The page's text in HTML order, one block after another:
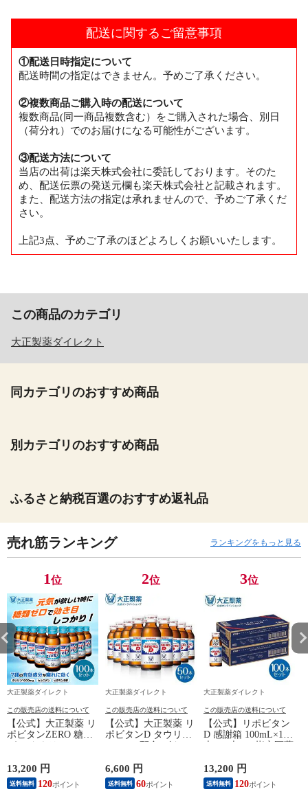
配送に関するご留意事項
①配送日時指定について
配送時間の指定はできません。予めご了承ください。
②複数商品ご購入時の配送について
複数商品(同一商品複数含む）をご購入された場合、別日
（荷分れ）でのお届けになる可能性がございます。
③配送方法について
当店の出荷は楽天株式会社に委託しております。そのた
め、配送伝票の発送元欄も楽天株式会社と記載されます。
また、配送方法の指定は承れませんので、予めご了承くだ
さい。
上記3点、予めご了承のほどよろしくお願いいたします。
この商品のカテゴリ
大正製薬ダイレクト
同カテゴリのおすすめ商品
別カテゴリのおすすめ商品
ふるさと納税百選のおすすめ返礼品
売れ筋ランキング ランキングをもっと見る
1位
大正製薬ダイレクト
この販売店の送料について
【公式】大正製薬 リ
ポビタンZERO 糖類
100mL 100本 栄養ド
リンク 栄養剤 リポ
ビタン 低カロリー
13,200 円
送料無料 120
2位
大正製薬ダイレクト
この販売店の送料について
【公式】大正製薬 リ
ポビタンD タウリン
ン 100ml 50本 指定医
薬部外品 栄養ドリン
ク 栄養剤 リポビタ
6,600 円
送料無料 60
3位
大正製薬ダイレクト
この販売店の送料について
【公式】リポビタン
D 感謝箱 100mL×100
養ドリンク 栄養剤
ありがとう リポビタ
ン
13,200 円
送料無料 120